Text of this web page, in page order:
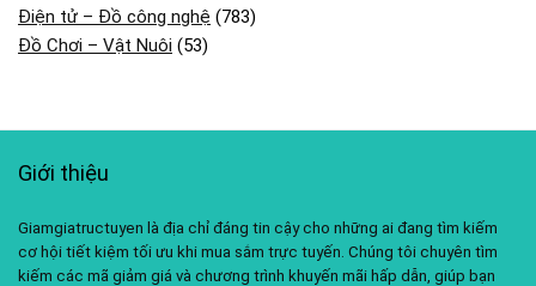
Điện tử – Đồ công nghệ (783)
Đồ Chơi – Vật Nuôi (53)
Giới thiệu
Giamgiatructuyen là địa chỉ đáng tin cậy cho những ai đang tìm kiếm
cơ hội tiết kiệm tối ưu khi mua sắm trực tuyến. Chúng tôi chuyên tìm
kiếm các mã giảm giá và chương trình khuyến mãi hấp dẫn, giúp bạn